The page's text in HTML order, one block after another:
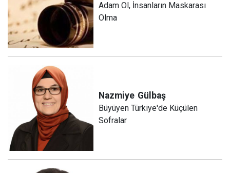
Adam Ol, İnsanların Maskarası
Olma
Nazmiye Gülbaş
Büyüyen Türkiye'de Küçülen
Sofralar